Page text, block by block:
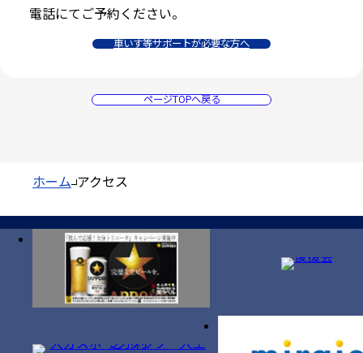
電話にてご予約ください。
車いす等サポートが必要な方へ
ページTOPへ戻る
ホーム アクセス